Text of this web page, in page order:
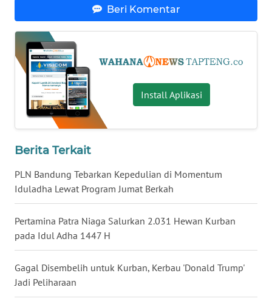
Beri Komentar
Install Aplikasi
Berita Terkait
PLN Bandung Tebarkan Kepedulian di Momentum
Iduladha Lewat Program Jumat Berkah
Pertamina Patra Niaga Salurkan 2.031 Hewan Kurban
pada Idul Adha 1447 H
Gagal Disembelih untuk Kurban, Kerbau 'Donald Trump'
Jadi Peliharaan
TANJUNG
LESUNG
WN
KARO
WN
WN
LABUHANBATU
WN
TAPANULI
WN DELI
SERDANG